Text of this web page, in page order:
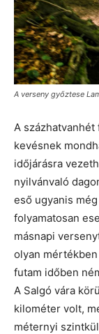
A verseny győztese
A
kevésnek
időjárásra
nyilvánvaló
eső ugyanis
folyamatosan
másnapi
olyan
futam időben
A Salgó vára
kilométer volt,
méternyi